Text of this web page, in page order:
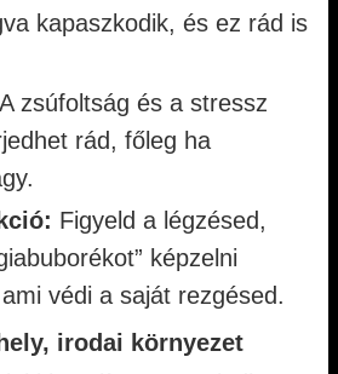
kapaszkodik, és ez rád is
A zsúfoltság és a stressz
rád, főleg ha
Figyeld a légzésed,
képzelni
védi a saját rezgésed.
irodai környezet